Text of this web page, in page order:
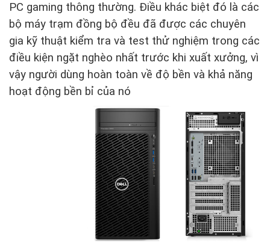
PC gaming thông thường. Điều khác biệt đó là các
bộ máy trạm đồng bộ đều đã được các chuyên
gia kỹ thuật kiểm tra và test thử nghiệm trong các
điều kiện ngặt nghèo nhất trước khi xuất xưởng, vì
vậy người dùng hoàn toàn về độ bền và khả năng
hoạt động bền bỉ của nó